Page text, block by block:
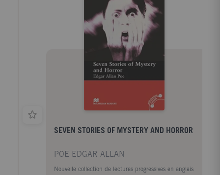
SEVEN STORIES OF MYSTERY AND HORROR
POE EDGAR ALLAN
Nouvelle collection de lectures progressives en anglais